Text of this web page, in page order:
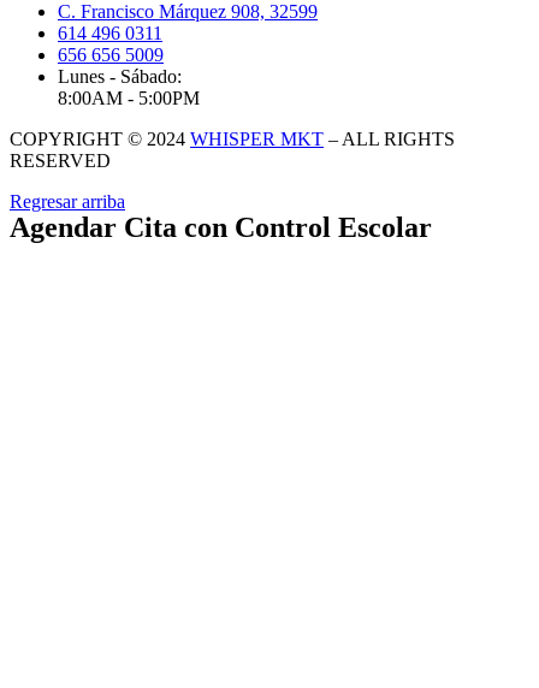
C. Francisco Márquez 908, 32599
614 496 0311
656 656 5009
Lunes - Sábado:
8:00AM - 5:00PM
COPYRIGHT © 2024 WHISPER MKT – ALL RIGHTS
RESERVED
Regresar arriba
Agendar Cita con Control Escolar